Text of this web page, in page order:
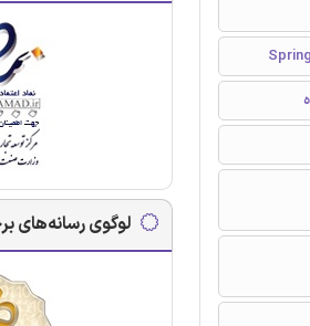
لوگوی رسانه‌های